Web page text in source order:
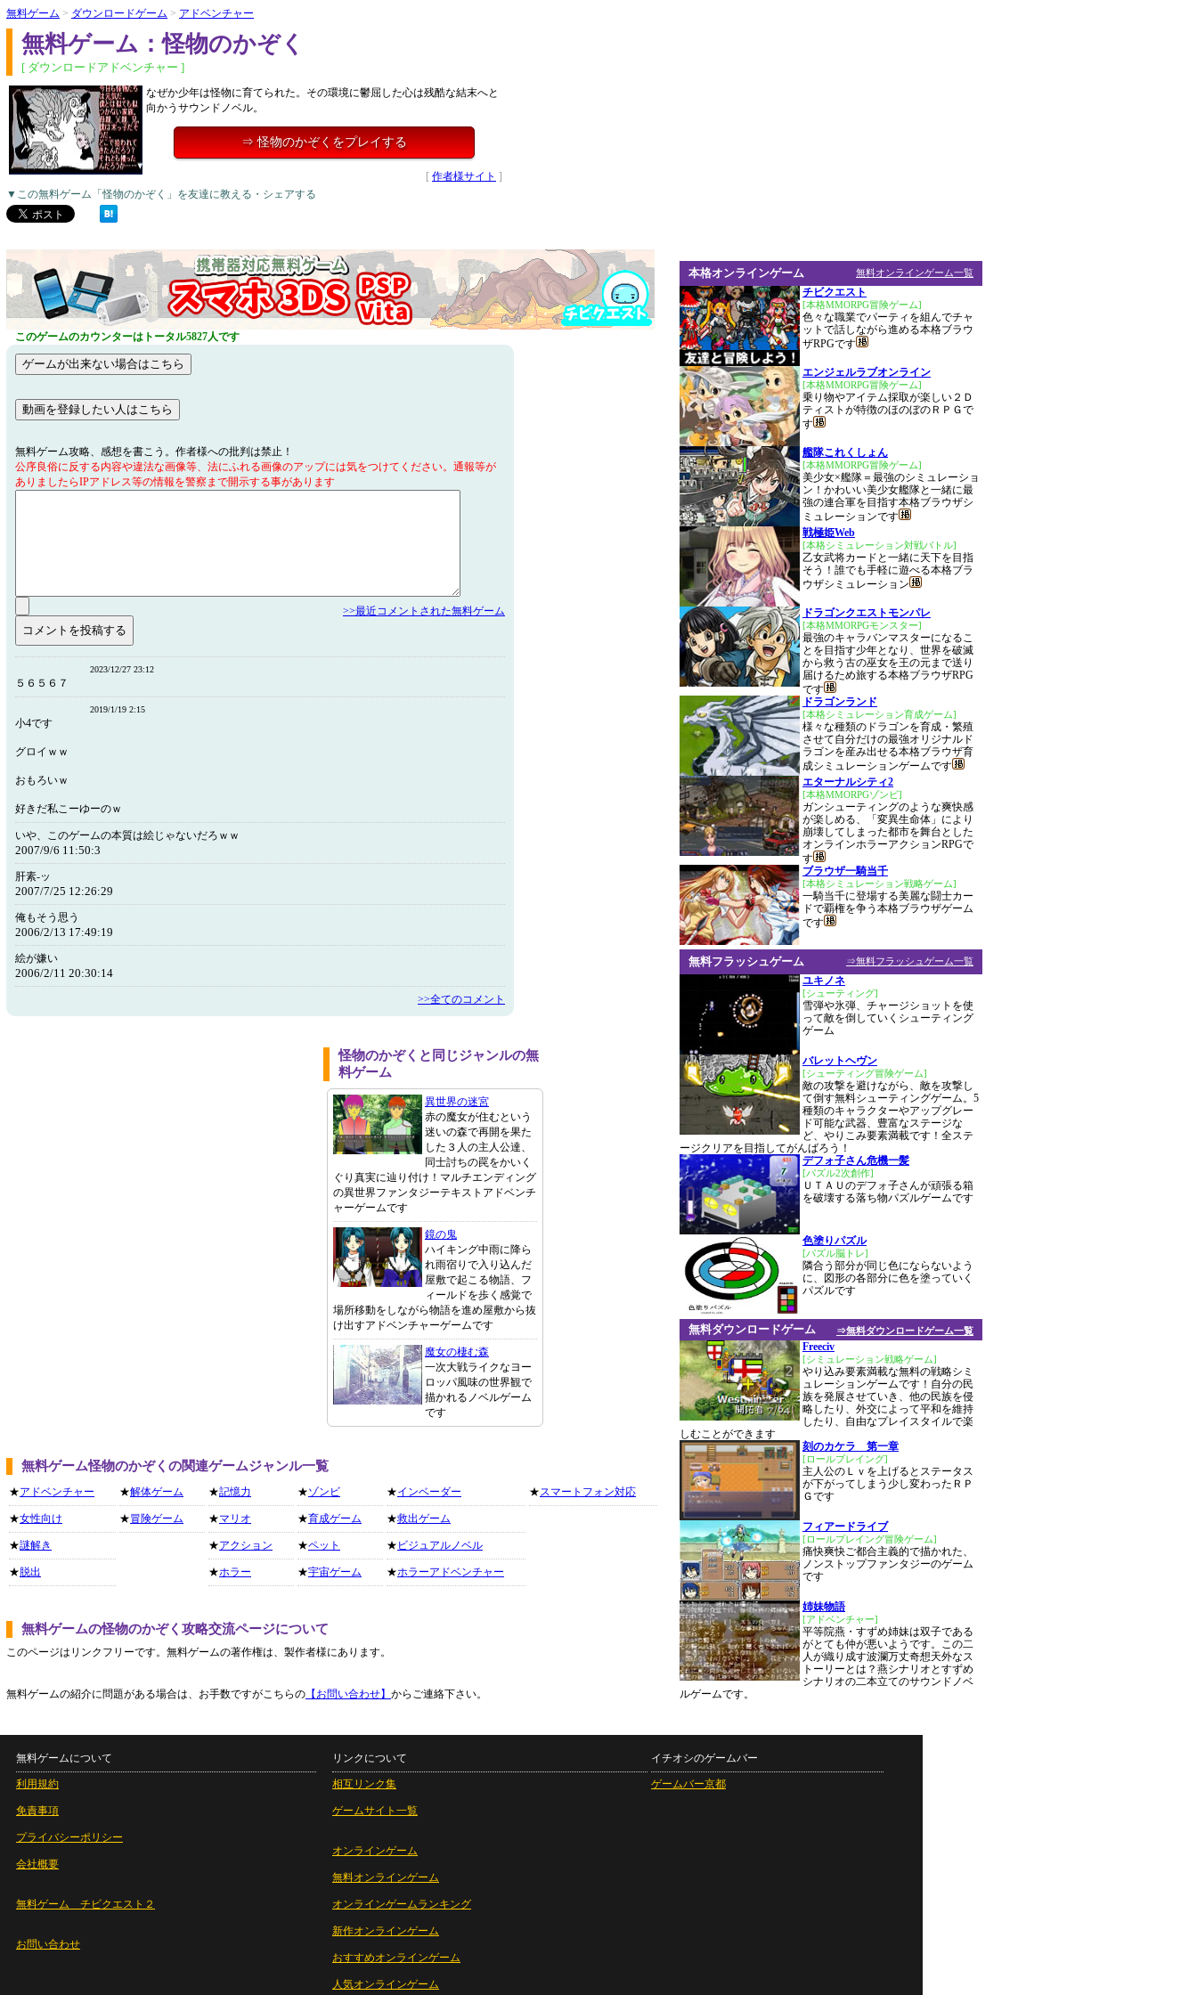
無料ゲーム > ダウンロードゲーム > アドベンチャー
無料ゲーム：怪物のかぞく
[ ダウンロードアドベンチャー ]
なぜか少年は怪物に育てられた。その環境に鬱屈した心は残酷な結末へと
向かうサウンドノベル。
⇒ 怪物のかぞくをプレイする
[ 作者様サイト ]
▼この無料ゲーム「怪物のかぞく」を友達に教える・シェアする
このゲームのカウンターはトータル5827人です
無料ゲーム攻略、感想を書こう。作者様への批判は禁止！
公序良俗に反する内容や違法な画像等、法にふれる画像のアップには気をつけてください。通報等が
ありましたらIPアドレス等の情報を警察まで開示する事があります
>>最近コメントされた無料ゲーム
2023/12/27 23:12
５６５６７
2019/1/19 2:15
小4です
グロイｗｗ
おもろいｗ
好きだ私こーゆーのｗ
いや、このゲームの本質は絵じゃないだろｗｗ
2007/9/6 11:50:3
肝素‐ッ
2007/7/25 12:26:29
俺もそう思う
2006/2/13 17:49:19
絵が嫌い
2006/2/11 20:30:14
>>全てのコメント
怪物のかぞくと同じジャンルの無
料ゲーム
異世界の迷宮
赤の魔女が住むという
迷いの森で再開を果た
した３人の主人公達、
同士討ちの罠をかいく
ぐり真実に辿り付け！マルチエンディング
の異世界ファンタジーテキストアドベンチ
ャーゲームです
鏡の鬼
ハイキング中雨に降ら
れ雨宿りで入り込んだ
屋敷で起こる物語、フ
ィールドを歩く感覚で
場所移動をしながら物語を進め屋敷から抜
け出すアドベンチャーゲームです
魔女の棲む森
一次大戦ライクなヨー
ロッパ風味の世界観で
描かれるノベルゲーム
です
無料ゲーム怪物のかぞくの関連ゲームジャンル一覧
★アドベンチャー
★女性向け
★謎解き
★ 脱出
★解体ゲーム
★冒険ゲーム
★記憶力
★マリオ
★アクション
★ホラー
★ゾンビ
★育成ゲーム
★ペット
★宇宙ゲーム
★インベーダー
★救出ゲーム
★ ビジュアルノベル
★ホラーアドベンチャー
★スマートフォン対応
無料ゲームの怪物のかぞく攻略交流ページについて
このページはリンクフリーです。無料ゲームの著作権は、製作者様にあります。
無料ゲームの紹介に問題がある場合は、お手数ですがこちらの 【お問い合わせ】 からご連絡下さい。
無料オンラインゲーム一覧
本格オンラインゲーム
チビクエスト
[本格MMORPG冒険ゲーム]
色々な職業でパーティを組んでチャ
ットで話しながら進める本格ブラウ
ザRPGです
エンジェルラブオンライン
[本格MMORPG冒険ゲーム]
乗り物やアイテム採取が楽しい２Ｄ
ティストが特徴のほのぼのＲＰＧで
す
艦隊これくしょん
[本格MMORPG冒険ゲーム]
美少女×艦隊＝最強のシミュレーショ
ン！かわいい美少女艦隊と一緒に最
強の連合軍を目指す本格ブラウザシ
ミュレーションです
戦極姫Web
[本格シミュレーション対戦バトル]
乙女武将カードと一緒に天下を目指
そう！誰でも手軽に遊べる本格ブラ
ウザシミュレーション
ドラゴンクエストモンパレ
[本格MMORPGモンスター]
最強のキャラバンマスターになるこ
とを目指す少年となり、世界を破滅
から救う古の巫女を王の元まで送り
届けるため旅する本格ブラウザRPG
です
ドラゴンランド
[本格シミュレーション育成ゲーム]
様々な種類のドラゴンを育成・繁殖
させて自分だけの最強オリジナルド
ラゴンを産み出せる本格ブラウザ育
成シミュレーションゲームです
エターナルシティ2
[本格MMORPGゾンビ]
ガンシューティングのような爽快感
が楽しめる、「変異生命体」により
崩壊してしまった都市を舞台とした
オンラインホラーアクションRPGで
す
ブラウザ一騎当千
[本格シミュレーション戦略ゲーム]
一騎当千に登場する美麗な闘士カー
ドで覇権を争う本格ブラウザゲーム
です
⇒無料フラッシュゲーム一覧
無料フラッシュゲーム
ユキノネ
[シューティング]
雪弾や氷弾、チャージショットを使
って敵を倒していくシューティング
ゲーム
バレットヘヴン
[シューティング冒険ゲーム]
敵の攻撃を避けながら、敵を攻撃し
て倒す無料シューティングゲーム。5
種類のキャラクターやアップグレー
ド可能な武器、豊富なステージな
ど、やりこみ要素満載です！全ステ
ージクリアを目指してがんばろう！
デフォ子さん危機一髪
[パズル2次創作]
ＵＴＡＵのデフォ子さんが頑張る箱
を破壊する落ち物パズルゲームです
色塗りパズル
[パズル脳トレ]
隣合う部分が同じ色にならないよう
に、図形の各部分に色を塗っていく
パズルです
⇒無料ダウンロードゲーム一覧
無料ダウンロードゲーム
Freeciv
[シミュレーション戦略ゲーム]
やり込み要素満載な無料の戦略シミ
ュレーションゲームです！自分の民
族を発展させていき、他の民族を侵
略したり、外交によって平和を維持
したり、自由なプレイスタイルで楽
しむことができます
刻のカケラ 第一章
[ロールプレイング]
主人公のＬｖを上げるとステータス
が下がってしまう少し変わったＲＰ
Ｇです
フィアードライブ
[ロールプレイング冒険ゲーム]
痛快爽快ご都合主義的で描かれた、
ノンストップファンタジーのゲーム
です
姉妹物語
[アドベンチャー]
平等院燕・すずめ姉妹は双子である
がとても仲が悪いようです。この二
人が織り成す波瀾万丈奇想天外なス
トーリーとは？燕シナリオとすずめ
シナリオの二本立てのサウンドノベ
ルゲームです。
無料ゲームについて
利用規約
免責事項
プライバシーポリシー
会社概要
無料ゲーム チビクエスト２
お問い合わせ
リンクについて
相互リンク集
ゲームサイト一覧
オンラインゲーム
無料オンラインゲーム
オンラインゲームランキング
新作オンラインゲーム
おすすめオンラインゲーム
人気オンラインゲーム
イチオシのゲームバー
ゲームバー京都